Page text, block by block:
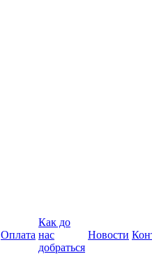
Оплата
Как до
нас
добраться
Новости